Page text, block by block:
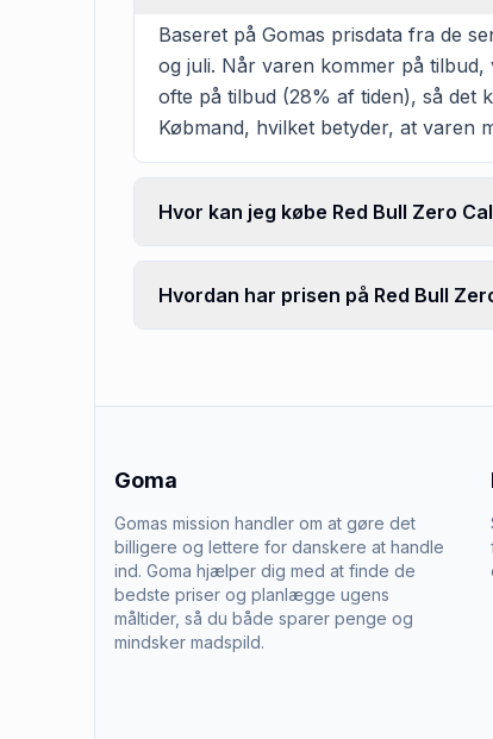
Baseret på Gomas prisdata fra de
og juli. Når varen kommer på
ofte på tilbud (28% af tiden), så det
Købmand, hvilket betyder, at varen
Hvor kan jeg købe Red Bull Zero
Hvordan har prisen på Red Bull
Goma
Gomas mission handler om at gøre det
billigere og lettere for danskere at handle
ind. Goma hjælper dig med at finde de
bedste priser og planlægge ugens
måltider, så du både sparer penge og
mindsker madspild.